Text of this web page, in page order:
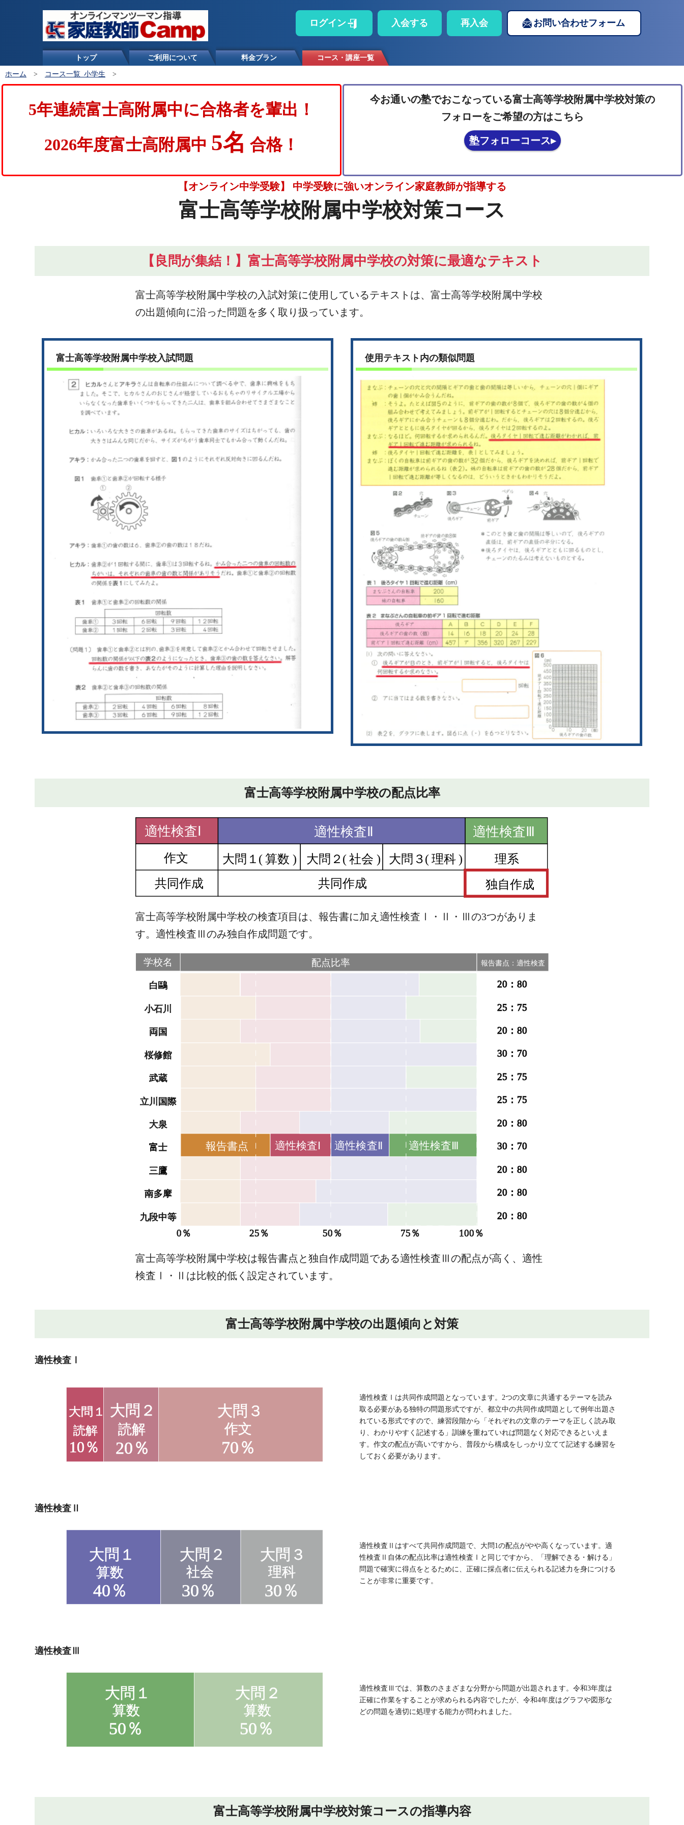
ログイン 入会する 再入会 お問い合わせフォーム
トップ ご利用について 料金プラン コース・講座一覧
ホーム > コース一覧_小学生 >
5年連続富士高附属中に合格者を輩出！
2026年度富士高附属中 5名 合格！
今お通いの塾でおこなっている富士高等学校附属中学校対策の
フォローをご希望の方はこちら
塾フォローコース▸
【オンライン中学受験】 中学受験に強いオンライン家庭教師が指導する
富士高等学校附属中学校対策コース
【良問が集結！】富士高等学校附属中学校の対策に最適なテキスト
富士高等学校附属中学校の入試対策に使用しているテキストは、富士高等学校附属中学校
の出題傾向に沿った問題を多く取り扱っています。
富士高等学校附属中学校入試問題 使用テキスト内の類似問題
富士高等学校附属中学校の配点比率
富士高等学校附属中学校の検査項目は、報告書に加え適性検査Ⅰ・Ⅱ・Ⅲの3つがありま
す。適性検査Ⅲのみ独自作成問題です。
富士高等学校附属中学校は報告書点と独自作成問題である適性検査Ⅲの配点が高く、適性
検査Ⅰ・Ⅱは比較的低く設定されています。
富士高等学校附属中学校の出題傾向と対策
適性検査Ⅰ
適性検査Ⅰは共同作成問題となっています。2つの文章に共通するテーマを読み
取る必要がある独特の問題形式ですが、都立中の共同作成問題として例年出題さ
れている形式ですので、練習段階から「それぞれの文章のテーマを正しく読み取
り、わかりやすく記述する」訓練を重ねていれば問題なく対応できるといえま
す。作文の配点が高いですから、普段から構成をしっかり立てて記述する練習を
しておく必要があります。
適性検査Ⅱ
適性検査Ⅱはすべて共同作成問題で、大問1の配点がやや高くなっています。適
性検査Ⅱ自体の配点比率は適性検査Ⅰと同じですから、「理解できる・解ける」
問題で確実に得点をとるために、正確に採点者に伝えられる記述力を身につける
ことが非常に重要です。
適性検査Ⅲ
適性検査Ⅲでは、算数のさまざまな分野から問題が出題されます。令和3年度は
正確に作業をすることが求められる内容でしたが、令和4年度はグラフや図形な
どの問題を適切に処理する能力が問われました。
富士高等学校附属中学校対策コースの指導内容